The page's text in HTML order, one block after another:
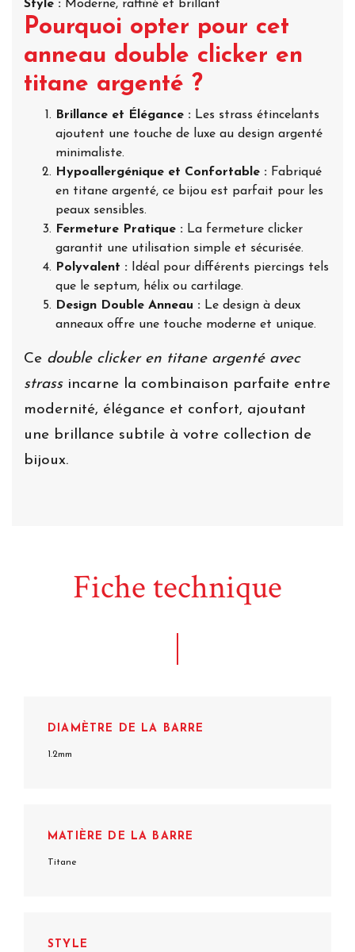
Style : Moderne, raffiné et brillant
Pourquoi opter pour cet
anneau double clicker en
titane argenté ?
Brillance et Élégance : Les strass étincelants
ajoutent une touche de luxe au design argenté
minimaliste.
Hypoallergénique et Confortable : Fabriqué
en titane argenté, ce bijou est parfait pour les
peaux sensibles.
Fermeture Pratique : La fermeture clicker
garantit une utilisation simple et sécurisée.
Polyvalent : Idéal pour différents piercings tels
que le septum, hélix ou cartilage.
Design Double Anneau : Le design à deux
anneaux offre une touche moderne et unique.
Ce double clicker en titane argenté avec
strassincarne la combinaison parfaite entre
modernité, élégance et confort, ajoutant
une brillance subtile à votre collection de
bijoux.
Fiche technique
DIAMÈTRE DE LA BARRE
1.2mm
MATIÈRE DE LA BARRE
Titane
STYLE